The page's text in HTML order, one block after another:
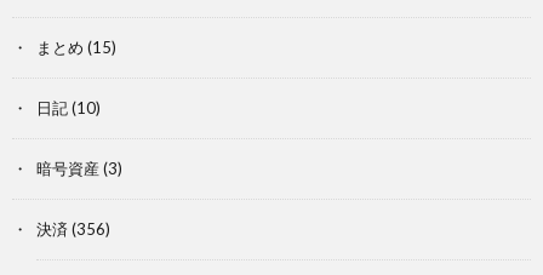
まとめ (15)
日記(10)
暗号資産 (3)
決済 (356)